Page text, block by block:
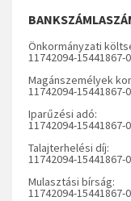
Önkormányzati
11742094-15441867-
Magánszemélyek
11742094-15441867-
Iparűzési adó:
11742094-15441867-
Talajterhelési díj:
11742094-15441867-
Mulasztási bírság:
11742094-15441867-